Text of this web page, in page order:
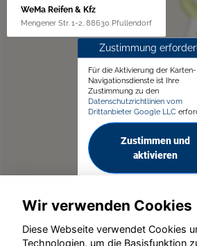
WeMa Reifen & Kfz
Mengener Str. 1-2, 88630 Pfullendorf
Zustimmung
Für die Aktivierung der
Navigationsdienste ist Ihre
Zustimmung zu den
Datenschutzrichtlinien vom
Drittanbieter Google LLC
Zustimmen und
aktivieren
Wir verwenden Cookies
Diese Webseite verwendet Cookies
Technologien, um die Basisfunktion